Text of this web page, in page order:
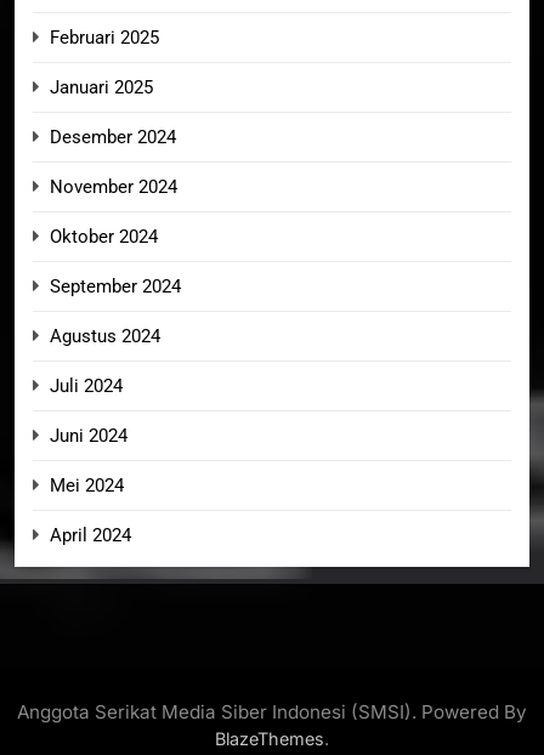
Februari 2025
Januari 2025
Desember 2024
November 2024
Oktober 2024
September 2024
Agustus 2024
Juli 2024
Juni 2024
Mei 2024
April 2024
Anggota Serikat Media Siber Indonesi (SMSI). Powered By
BlazeThemes.